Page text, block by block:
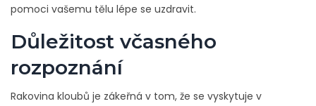
pomoci vašemu tělu lépe se uzdravit.
Důležitost včasného
rozpoznání
Rakovina kloubů je zákeřná v tom, že se vyskytuje v